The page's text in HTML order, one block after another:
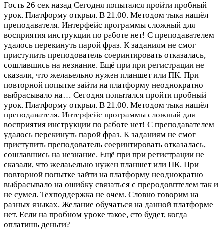
Гость 26 сек назад Сегодня попытался пройти пробный
урок. Платформу открыл. В 21.00. Методом тыка нашёл
преподавателя. Интерфейс программы сложный для
восприятия инструкции по работе нет! С преподавателем
удалось перекинуть парой фраз. К заданиям не смог
приступить преподователь соеринтировать отказалась,
сошлавшись на незнание. Ещё при при регистрации не
сказали, что желаьельно нужен планшет или ПК. При
повторной попытке зайти на платформу неоднократно
выбрасывало на… Сегодня попытался пройти пробный
урок. Платформу открыл. В 21.00. Методом тыка нашёл
преподавателя. Интерфейс программы сложный для
восприятия инструкции по работе нет! С преподавателем
удалось перекинуть парой фраз. К заданиям не смог
приступить преподователь соеринтировать отказалась,
сошлавшись на незнание. Ещё при при регистрации не
сказали, что желаьельно нужен планшет или ПК. При
повторной попытке зайти на платформу неоднократно
выбрасывало на ошибку связаться с преродовптелем так и
не сумел. Техподдержка не очем. Словно говорим на
разных языках. Желание обучаться на данной платформе
нет. Если на пробном уроке такое, сто будет, когда
оплатишь деньги?